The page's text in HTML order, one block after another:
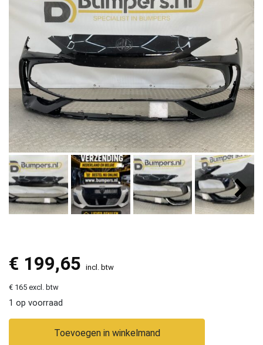
€ 199,65 incl. btw
€ 165 excl. btw
1 op voorraad
Toevoegen in winkelmand